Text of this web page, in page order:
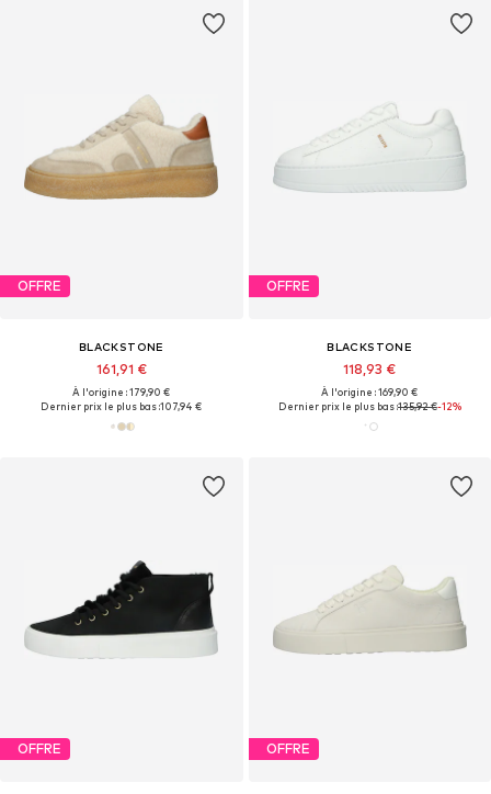
OFFRE
BLACKSTONE
161,91 €
À l'origine : 179,90 €
Dernier prix le plus bas :107,94 €
OFFRE
BLACKSTONE
118,93 €
À l'origine : 169,90 €
Dernier prix le plus bas :135,92 €-12%
OFFRE OFFRE